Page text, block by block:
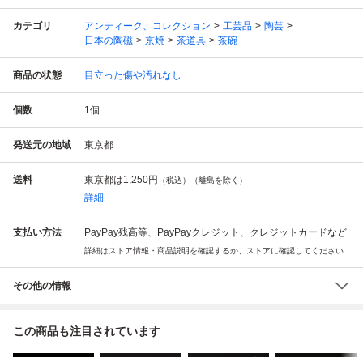
カテゴリ アンティーク、コレクション 工芸品
陶芸
日本の陶磁
京焼 茶道具 茶碗
商品の状態 目立った傷や汚れなし
個数 1個
発送元の地域 東京都
送料 東京都は1,250円 （税込）（離島を除く）
詳細
支払い方法 PayPay残高等、PayPayクレジット、クレジットカードなど
詳細はストア情報・商品説明を確認するか、ストアに確認してください
その他の情報
この商品も注目されています